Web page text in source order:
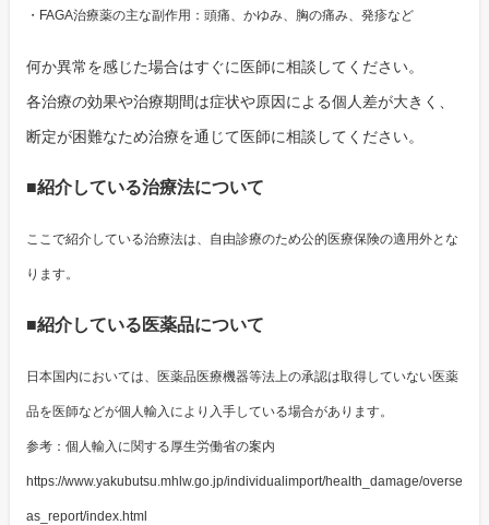
・FAGA治療薬の主な副作用：頭痛、かゆみ、胸の痛み、発疹など
何か異常を感じた場合はすぐに医師に相談してください。
各治療の効果や治療期間は症状や原因による個人差が大きく、
断定が困難なため治療を通じて医師に相談してください。
■紹介している治療法について
ここで紹介している治療法は、自由診療のため公的医療保険の適用外とな
ります。
■紹介している医薬品について
日本国内においては、医薬品医療機器等法上の承認は取得していない医薬
品を医師などが個人輸入により入手している場合があります。
参考：個人輸入に関する厚生労働省の案内
https://www.yakubutsu.mhlw.go.jp/individualimport/health_damage/overse
as_report/index.html